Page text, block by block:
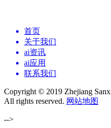
首页
关于我们
ai资讯
ai应用
联系我们
Copyright © 2019 Zhejiang
All rights reserved. 网站地图
-->